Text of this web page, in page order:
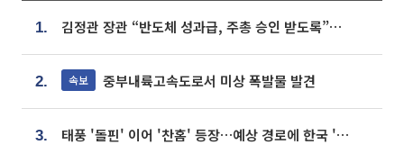
1. 김정관 장관 “반도체 성과급, 주총 승인 받도록”…상법·자본시장법 개정 시사
2. 속보 중부내륙고속도로서 미상 폭발물 발견
3. 태풍 '돌핀' 이어 '찬홈' 등장…예상 경로에 한국 '한숨'